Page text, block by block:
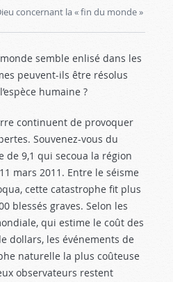
concernant la « fin du monde »
semble enlisé dans les
peuvent-ils être résolus
humaine ?
continuent de provoquer
Souvenez-vous du
de 9,1 qui secoua la région
mars 2011. Entre le séisme
cette catastrophe fit plus
blessés graves. Selon les
qui estime le coût des
dollars, les événements de
naturelle la plus coûteuse
observateurs restent